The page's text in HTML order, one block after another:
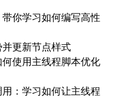
你学习如何编写高性
并更新节点样式
何使用主线程脚本优化
：学习如何让主线程